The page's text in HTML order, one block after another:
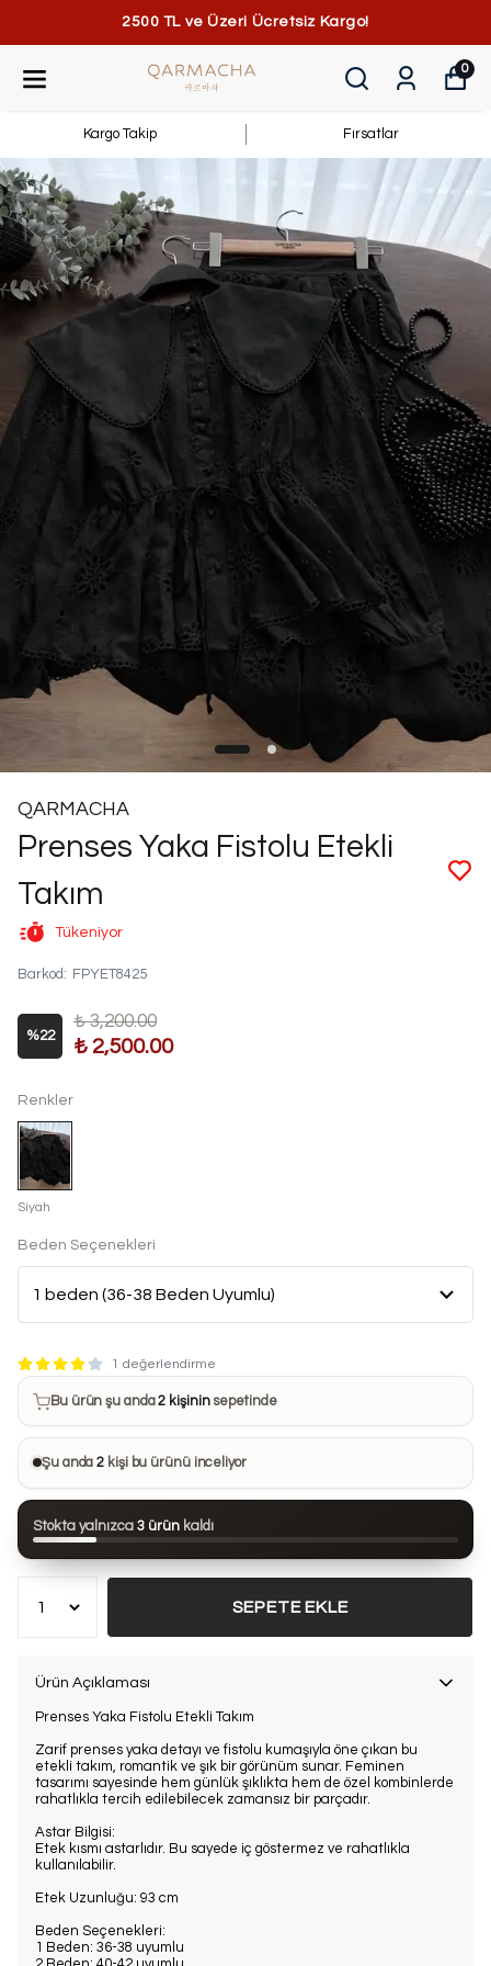
2500 TL ve Üzeri Ücretsiz Kargo!
0
Kargo Takip Fırsatlar
QARMACHA
Prenses Yaka Fistolu Etekli
Takım
Tükeniyor
Barkod : FPYET8425
%22
₺ 3,200.00
₺ 2,500.00
Renkler
Siyah
Beden Seçenekleri
1 değerlendirme
Bu ürün şu anda2 kişininsepetinde
Bu ürünü 19 kişi favorilerine ekledi
Bu ürün son 24 saatte99 kezgörüntülendi
Şu anda2 kişi bu ürünü inceliyor
Stokta yalnızca 3 ürün kaldı
SEPETE EKLE
Ürün Açıklaması
Prenses Yaka Fistolu Etekli Takım
Zarif prenses yaka detayı ve fistolu kumaşıyla öne çıkan bu
etekli takım, romantik ve şık bir görünüm sunar. Feminen
tasarımı sayesinde hem günlük şıklıkta hem de özel kombinlerde
rahatlıkla tercih edilebilecek zamansız bir parçadır.
Astar Bilgisi:
Etek kısmı astarlıdır. Bu sayede iç göstermez ve rahatlıkla
kullanılabilir.
Etek Uzunluğu: 93 cm
Beden Seçenekleri:
1 Beden: 36-38 uyumlu